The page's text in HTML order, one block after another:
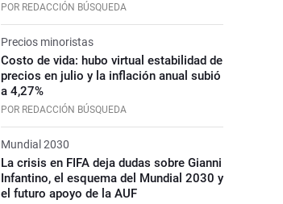
POR REDACCIÓN BÚSQUEDA
Precios minoristas
Costo de vida: hubo virtual estabilidad de
precios en julio y la inflación anual subió
a 4,27%
POR REDACCIÓN BÚSQUEDA
Mundial 2030
La crisis en FIFA deja dudas sobre Gianni
Infantino, el esquema del Mundial 2030 y
el futuro apoyo de la AUF